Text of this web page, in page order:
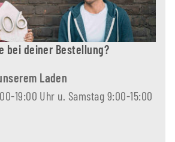
bei deiner Bestellung?
Laden
19:00 Uhr u. Samstag 9:00-15:00